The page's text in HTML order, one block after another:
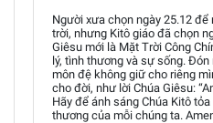
Người xưa chọn ngày 25.12
trời, nhưng Kitô giáo đã chọn
Giêsu mới là Mặt Trời Công
lý, tình thương và sự sống.
môn đệ không giữ cho riêng
cho đời, như lời Chúa Giêsu:
Hãy để ánh sáng Chúa Kitô
thương của mỗi chúng ta.